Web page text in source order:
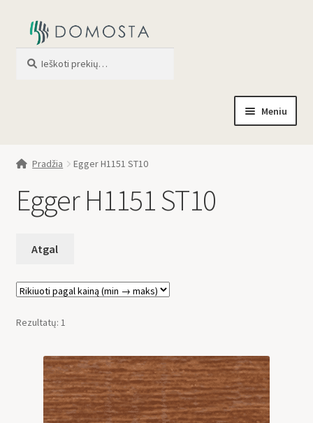
Meniu
Apie mus
Profilis
Pradžia Egger H1151 ST10
Egger H1151 ST10
Rezultatų: 1